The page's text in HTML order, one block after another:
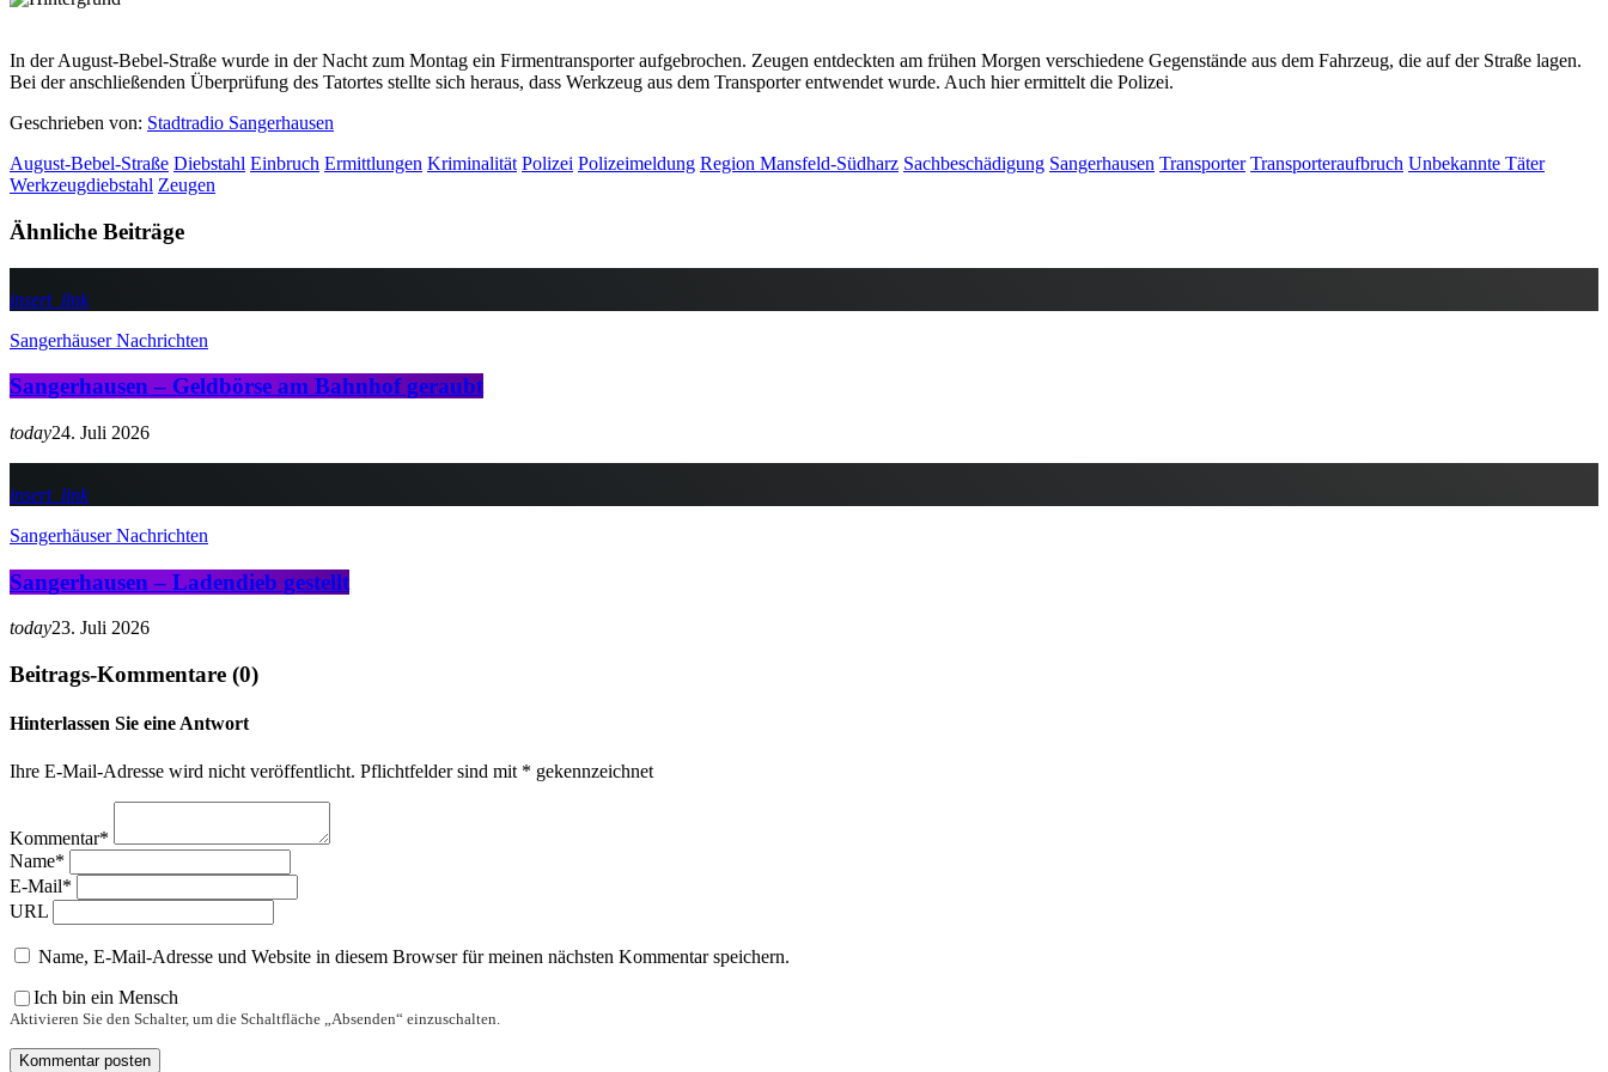
In der August-Bebel-Straße wurde in der Nacht zum Montag ein Firmentransporter aufgebrochen. Zeugen entdeckten am frühen Morgen verschiedene Gegenstände aus dem Fahrzeug, die auf der Straße lagen.
Bei der anschließenden Überprüfung des Tatortes stellte sich heraus, dass Werkzeug aus dem Transporter entwendet wurde. Auch hier ermittelt die Polizei.
Geschrieben von: Stadtradio Sangerhausen
August-Bebel-Straße Diebstahl Einbruch Ermittlungen Kriminalität Polizei Polizeimeldung Region Mansfeld-Südharz Sachbeschädigung Sangerhausen Transporter Transporteraufbruch Unbekannte Täter
Werkzeugdiebstahl Zeugen
Ähnliche Beiträge
insert_link
Sangerhäuser Nachrichten
Sangerhausen – Geldbörse am Bahnhof geraubt
today24. Juli 2026
insert_link
Sangerhäuser Nachrichten
Sangerhausen – Ladendieb gestellt
today23. Juli 2026
Beitrags-Kommentare (0)
Hinterlassen Sie eine Antwort
Ihre E-Mail-Adresse wird nicht veröffentlicht. Pflichtfelder sind mit * gekennzeichnet
Kommentar*
Name*
E-Mail*
URL
Name, E-Mail-Adresse und Website in diesem Browser für meinen nächsten Kommentar speichern.
Ich bin ein Mensch
Aktivieren Sie den Schalter, um die Schaltfläche „Absenden“ einzuschalten.